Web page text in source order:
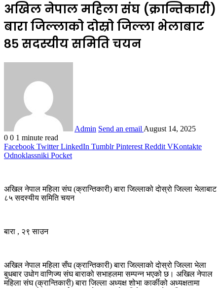
अखिल नेपाल महिला संघ (क्रान्तिकारी)
बारा जिल्लाको दोस्रो जिल्ला भेलाबाट
८५ सदस्यीय समिति चयन
Admin Send an email August 14, 2025
0 0 1 minute read
Facebook Twitter LinkedIn Tumblr Pinterest Reddit VKontakte
Odnoklassniki Pocket
अखिल नेपाल महिला संघ (क्रान्तिकारी) बारा जिल्लाको दोस्रो जिल्ला भेलाबाट
८५ सदस्यीय समिति चयन
बारा , २९ साउन
अखिल नेपाल महिला सँघ (क्रान्तिकारी) बारा जिल्लाको दोस्रो जिल्ला भेला
बुधबार उधोग वाणिज्य संघ बाराको सभाहलमा सम्पन्न भएको छ। अखिल नेपाल
महिला संघ (क्रान्तिकारी) बारा जिल्ला अध्यक्ष शोभा कार्कीको अध्यक्षतामा